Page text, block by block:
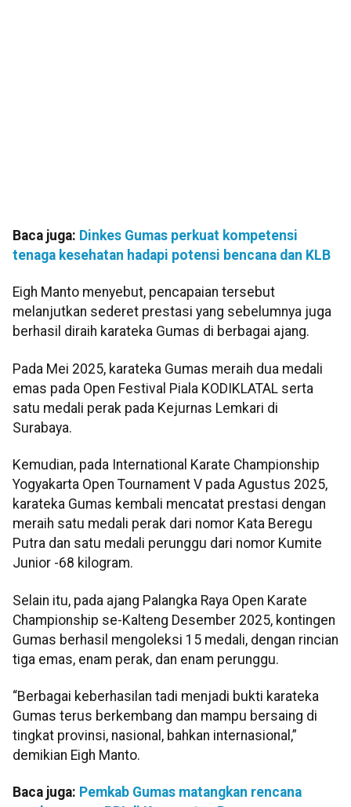
Baca juga: Dinkes Gumas perkuat kompetensi
tenaga kesehatan hadapi potensi bencana dan KLB
Eigh Manto menyebut, pencapaian tersebut
melanjutkan sederet prestasi yang sebelumnya juga
berhasil diraih karateka Gumas di berbagai ajang.
Pada Mei 2025, karateka Gumas meraih dua medali
emas pada Open Festival Piala KODIKLATAL serta
satu medali perak pada Kejurnas Lemkari di
Surabaya.
Kemudian, pada International Karate Championship
Yogyakarta Open Tournament V pada Agustus 2025,
karateka Gumas kembali mencatat prestasi dengan
meraih satu medali perak dari nomor Kata Beregu
Putra dan satu medali perunggu dari nomor Kumite
Junior -68 kilogram.
Selain itu, pada ajang Palangka Raya Open Karate
Championship se-Kalteng Desember 2025, kontingen
Gumas berhasil mengoleksi 15 medali, dengan rincian
tiga emas, enam perak, dan enam perunggu.
“Berbagai keberhasilan tadi menjadi bukti karateka
Gumas terus berkembang dan mampu bersaing di
tingkat provinsi, nasional, bahkan internasional,”
demikian Eigh Manto.
Baca juga: Pemkab Gumas matangkan rencana